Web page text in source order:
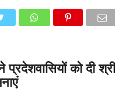
प्रदेशवासियों को दी